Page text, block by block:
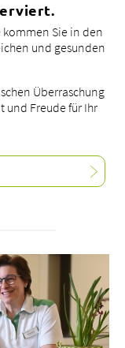
Sie in den
und gesunden
Überraschung
und Freude für Ihr